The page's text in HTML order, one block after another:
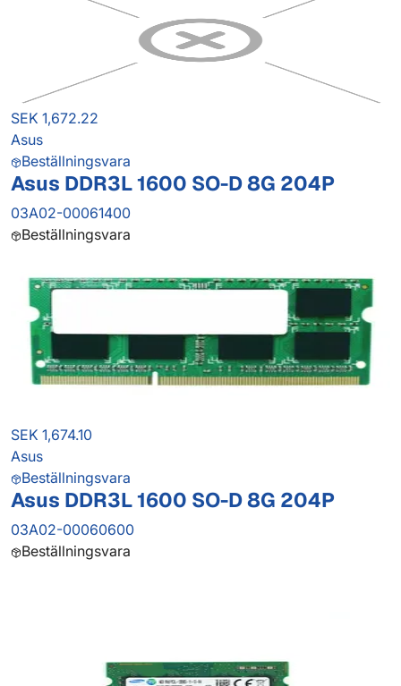
SEK 1,672.22
Asus
Beställningsvara
Asus DDR3L 1600 SO-D 8G 204P
03A02-00061400
Beställningsvara
SEK 1,674.10
Asus
Beställningsvara
Asus DDR3L 1600 SO-D 8G 204P
03A02-00060600
Beställningsvara